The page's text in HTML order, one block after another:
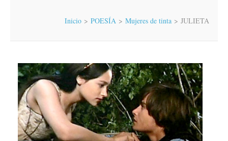
Inicio > POESÍA > Mujeres de tinta > JULIETA